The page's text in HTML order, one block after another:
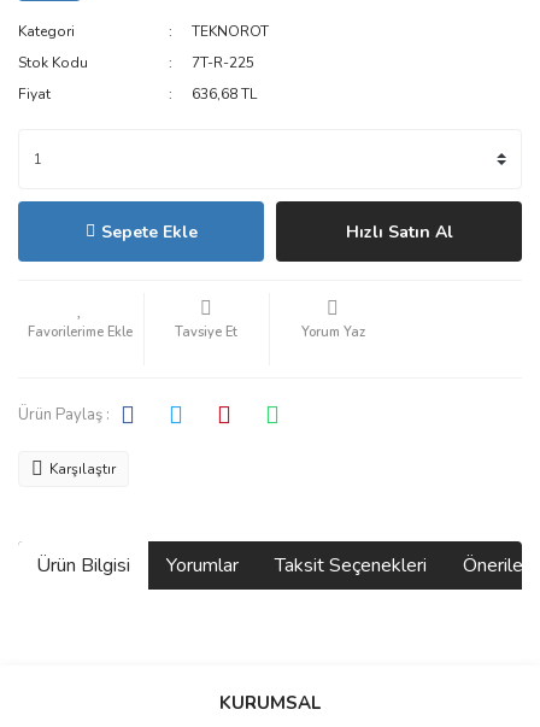
Kategori
TEKNOROT
Stok Kodu
7T-R-225
Fiyat
636,68 TL
Sepete Ekle Hızlı Satın Al
Tavsiye Et Yorum Yaz
Ürün Paylaş :
Karşılaştır
Ürün Bilgisi Yorumlar Taksit Seçenekleri
Bu ürüne ilk yorumu siz yapın!
KURUMSAL